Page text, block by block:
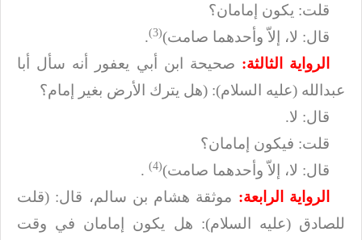
قلت: يكون إمامان؟
قال: لا، إلاّ وأحدهما صامت)(3)
.
الرواية الثالثة: صحيحة ابن أبي يعفور أنه سأل أبا
عبدالله (عليه السلام): (هل يترك الأرض بغير إمام؟
قال: لا.
قلت: فيكون إمامان؟
قال: لا، إلاّ وأحدهما صامت)(4)
.
الرواية الرابعة: موثقة هشام بن سالم، قال: (قلت
للصادق (عليه السلام): هل يكون إمامان في وقت